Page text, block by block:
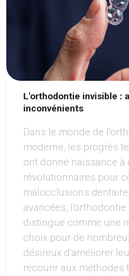
L'orthodontie invisible :
inconvénients
Dans le monde de
moderne, les progrès
ont donné naissance
révolutionnaires pour
malocclusions
avancées,
distingue comme une
choix pour de
désireux d’améliorer
recourir aux méthodes